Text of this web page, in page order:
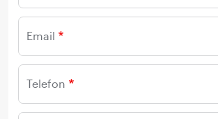
Email
Telefon